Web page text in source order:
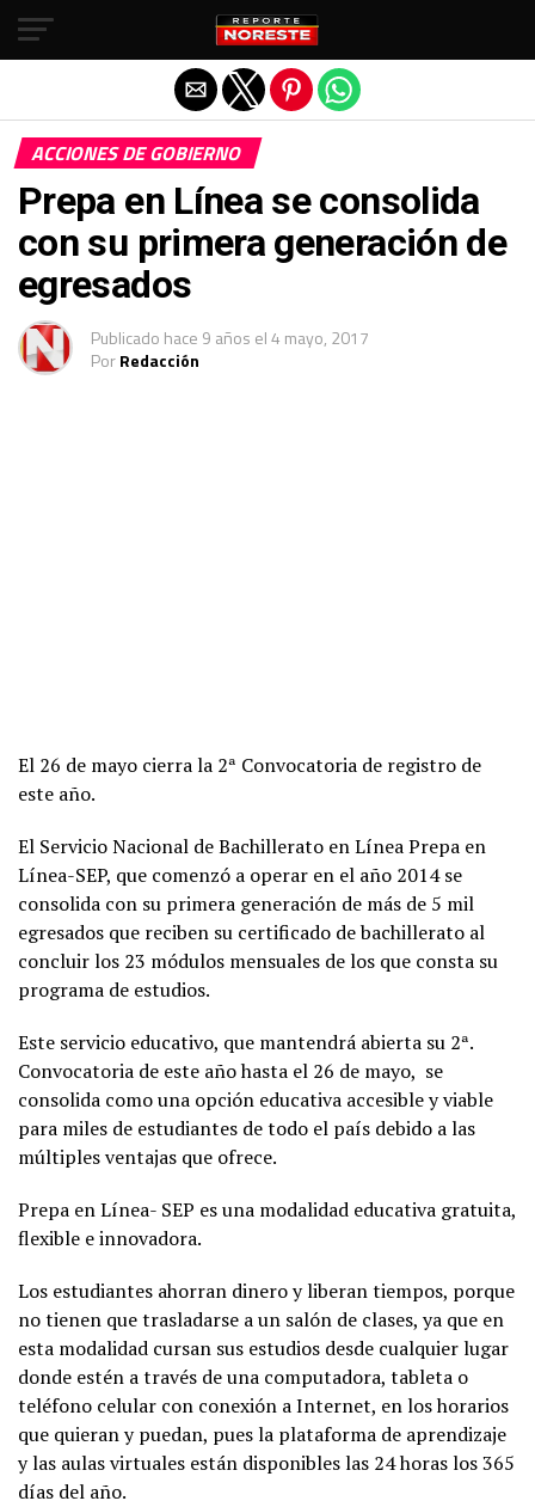
ACCIONES DE GOBIERNO
Prepa en Línea se consolida
con su primera generación de
egresados
Publicado hace 9 años el4 mayo, 2017
PorRedacción
El 26 de mayo cierra la 2ª Convocatoria de registro de
este año.
El Servicio Nacional de Bachillerato en Línea Prepa en
Línea-SEP, que comenzó a operar en el año 2014 se
consolida con su primera generación de más de 5 mil
egresados que reciben su certificado de bachillerato al
concluir los 23 módulos mensuales de los que consta su
programa de estudios.
Este servicio educativo, que mantendrá abierta su 2ª.
Convocatoria de este año hasta el 26 de mayo, se
consolida como una opción educativa accesible y viable
para miles de estudiantes de todo el país debido a las
múltiples ventajas que ofrece.
Prepa en Línea- SEP es una modalidad educativa gratuita,
flexible e innovadora.
Los estudiantes ahorran dinero y liberan tiempos, porque
no tienen que trasladarse a un salón de clases, ya que en
esta modalidad cursan sus estudios desde cualquier lugar
donde estén a través de una computadora, tableta o
teléfono celular con conexión a Internet, en los horarios
que quieran y puedan, pues la plataforma de aprendizaje
y las aulas virtuales están disponibles las 24 horas los 365
días del año.
Salir de la versión móvil